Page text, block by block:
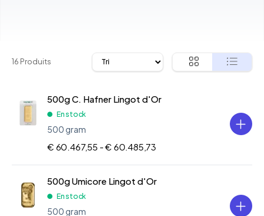
16 Produits
500g C. Hafner Lingot d'Or
En stock
500 gram
€ 60.467,55 -€ 60.485,73
500g Umicore Lingot d'Or
En stock
500 gram